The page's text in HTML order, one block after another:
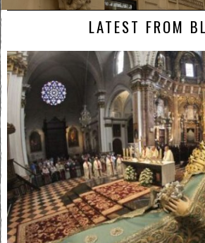
LATEST FROM